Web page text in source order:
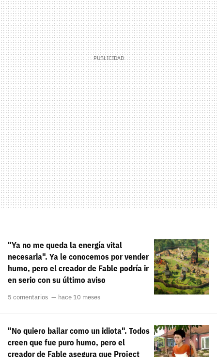
"Ya no me queda la energía vital
necesaria". Ya le conocemos por vender
humo, pero el creador de Fable podría ir
en serio con su último aviso
5 comentarios hace 10 meses
"No quiero bailar como un idiota". Todos
creen que fue puro humo, pero el
creador de Fable asegura que Project